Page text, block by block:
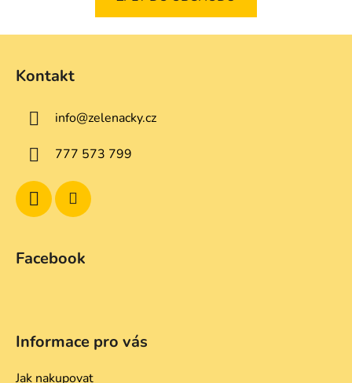
Kontakt
info@zelenacky.cz
777 573 799
Facebook
Informace pro vás
Jak nakupovat